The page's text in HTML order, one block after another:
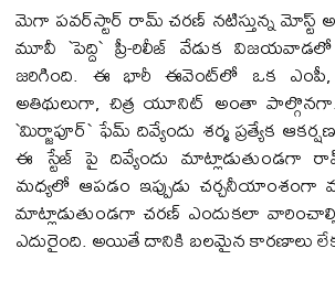
మెగా పవర్‌స్టార్ రామ్ చరణ్ నటిస్తున్న
మూవీ `పెద్ది` ప్రీ-రిలీజ్ వేడుక
జరిగింది. ఈ భారీ ఈవెంట్‌లో ఒక ఎంపీ,
అతిథులుగా, చిత్ర యూనిట్ అంతా
`మిర్జాపూర్` ఫేమ్ దివ్యేందు శర్మ ప్రత్యేక
ఈ స్టేజ్ పై దివ్యేందు మాట్లాడుతుండగా
మధ్యలో ఆపడం ఇప్పుడు చర్చనీయాంశంగా
మాట్లాడుతుండగా చరణ్ ఎందుకలా వారించాల్సి
ఎదురైంది. అయితే దానికి బ‌ల‌మైన‌ కార‌ణాలు